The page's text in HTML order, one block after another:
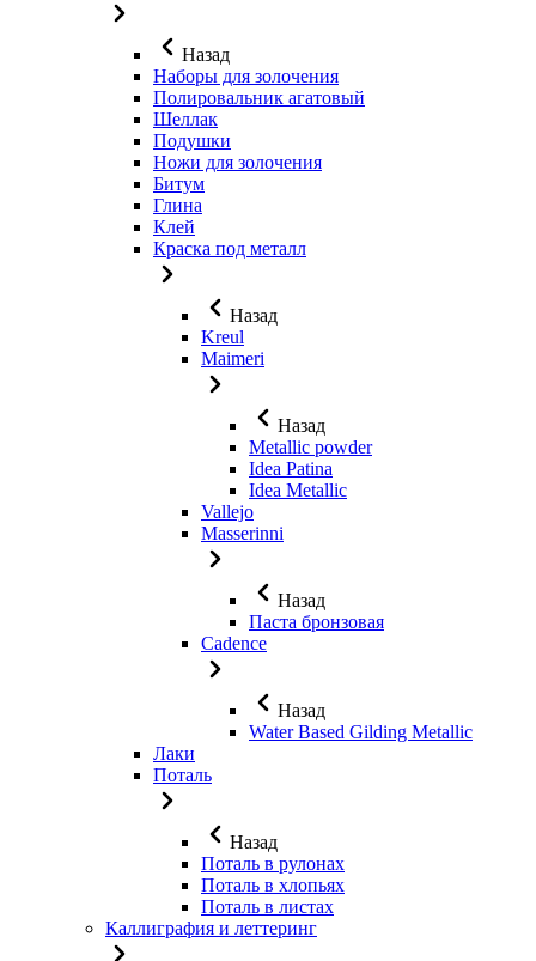
Назад
Наборы для золочения
Полировальник агатовый
Шеллак
Подушки
Ножи для золочения
Битум
Глина
Клей
Краска под металл
Назад
Kreul
Maimeri
Назад
Metallic powder
Idea Patina
Idea Metallic
Vallejo
Masserinni
Назад
Паста бронзовая
Cadence
Назад
Water Based Gilding Metallic
Лаки
Поталь
Назад
Поталь в рулонах
Поталь в хлопьях
Поталь в листах
Каллиграфия и леттеринг